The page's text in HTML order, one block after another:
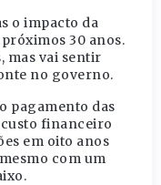
o impacto da
30 anos.
mas vai sentir
no governo.
pagamento das
financeiro
em oito anos
com um